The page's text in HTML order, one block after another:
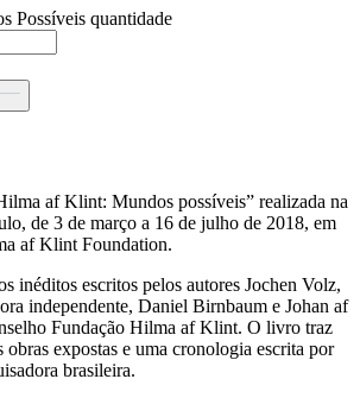
Possíveis quantidade
af Klint: Mundos possíveis” realizada na
de 3 de março a 16 de julho de 2018, em
af Klint Foundation.
inéditos escritos pelos autores Jochen Volz,
independente, Daniel Birnbaum e Johan af
Fundação Hilma af Klint. O livro traz
obras expostas e uma cronologia escrita por
brasileira.